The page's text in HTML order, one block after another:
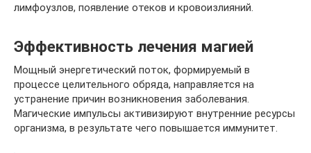
лимфоузлов, появление отеков и кровоизлияний.
Эффективность лечения магией
Мощный энергетический поток, формируемый в
процессе целительного обряда, направляется на
устранение причин возникновения заболевания.
Магические импульсы активизируют внутренние ресурсы
организма, в результате чего повышается иммунитет.